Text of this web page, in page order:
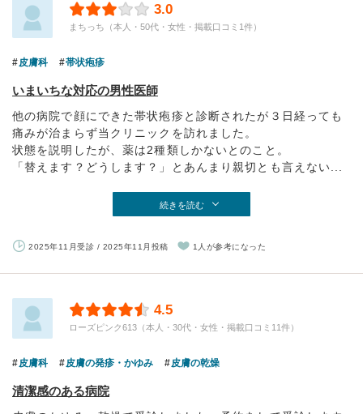
3.0
まちっち（本人・50代・女性・掲載口コミ1件）
皮膚科 帯状疱疹
いまいちな対応の男性医師
他の病院で顔にできた帯状疱疹と診断されたが３日経っても
痛みが治まらず当クリニックを訪れました。
状態を説明したが、薬は2種類しかないとのこと。
「替えます？どうします？」とあんまり親切とも言えない...
続きを読む
2025年11月受診 / 2025年11月投稿 1人が参考になった
4.5
ローズピンク613（本人・30代・女性・掲載口コミ11件）
皮膚科 皮膚の発疹・かゆみ 皮膚の乾燥
清潔感のある病院